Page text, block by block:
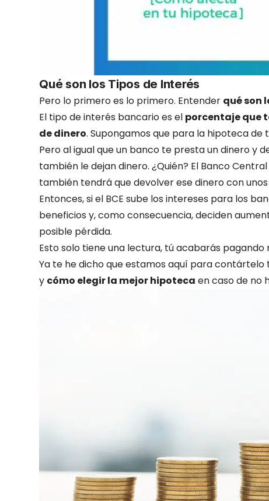
Qué son los Tipos de Interés
Pero lo primero es lo primero. Entender qué son
El tipo de interés bancario es el porcentaje que
de dinero. Supongamos que para la hipoteca de
Pero al igual que un banco te presta un dinero y
también le dejan dinero. ¿Quién? El Banco
también tendrá que devolver ese dinero con
Entonces, si el BCE sube los intereses para los
beneficios y, como consecuencia, deciden
posible pérdida.
Esto solo tiene una lectura, tú acabarás
Ya te he dicho que estamos aquí para
y cómo elegir la mejor hipoteca en caso de no